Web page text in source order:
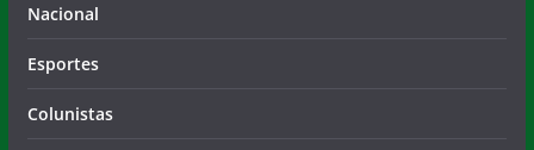
Nacional
Esportes
Colunistas